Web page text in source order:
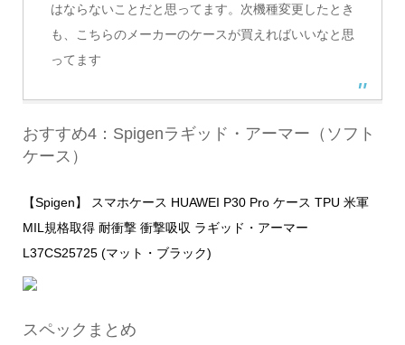
はならないことだと思ってます。次機種変更したとき
も、こちらのメーカーのケースが買えればいいなと思
ってます
おすすめ4：Spigenラギッド・アーマー（ソフト
ケース）
【Spigen】 スマホケース HUAWEI P30 Pro ケース TPU 米軍
MIL規格取得 耐衝撃 衝撃吸収 ラギッド・アーマー
L37CS25725 (マット・ブラック)
スペックまとめ